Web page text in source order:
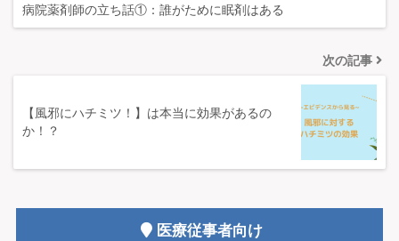
病院薬剤師の立ち話①：誰がために眠剤はある
次の記事
【風邪にハチミツ！】は本当に効果があるの
か！？
医療従事者向け